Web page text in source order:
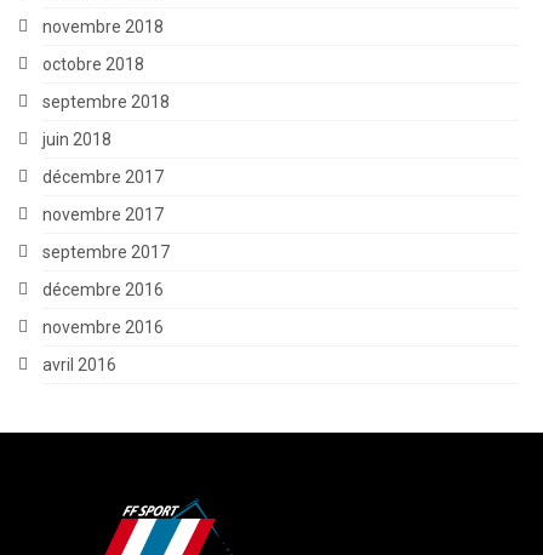
novembre 2018
octobre 2018
septembre 2018
juin 2018
décembre 2017
novembre 2017
septembre 2017
décembre 2016
novembre 2016
avril 2016